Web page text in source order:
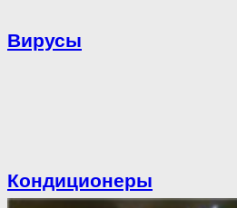
Вирусы
Кондиционеры